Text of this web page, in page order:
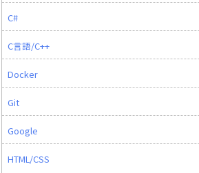
C#
C言語/C++
Docker
Git
Google
HTML/CSS